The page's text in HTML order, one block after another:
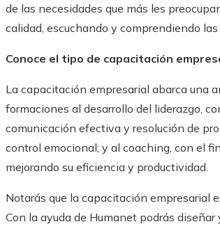
de las necesidades que más les
calidad, escuchando y comprendiendo
Conoce el tipo de capacitación
La capacitación empresarial abarca una
formaciones al desarrollo del liderazgo,
comunicación efectiva y resolución de
control emocional; y al coaching, con el
mejorando su eficiencia y productividad.
Notarás que la capacitación empresarial
Con la ayuda de Humanet podrás